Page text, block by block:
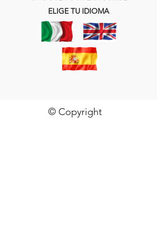
ELIGE TU IDIOMA
© Copyright